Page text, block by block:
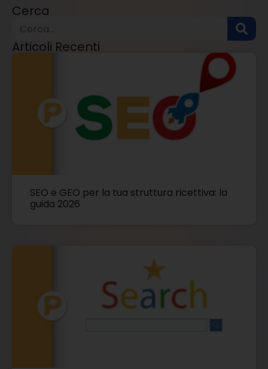
Cerca
Articoli Recenti
SEO e GEO per la tua struttura ricettiva: la
guida 2026